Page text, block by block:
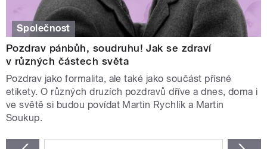
Společnost
Pozdrav pánbůh, soudruhu! Jak se zdraví
v různých částech světa
Pozdrav jako formalita, ale také jako součást přísné
etikety. O různých druzích pozdravů dříve a dnes, doma i
ve světě si budou povídat Martin Rychlík a Martin
Soukup.